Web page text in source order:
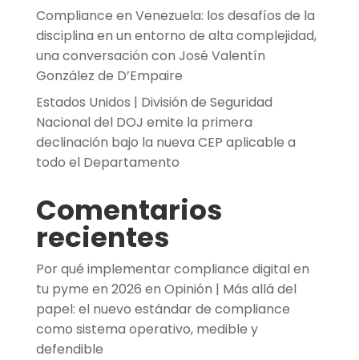
Compliance en Venezuela: los desafíos de la
disciplina en un entorno de alta complejidad,
una conversación con José Valentín
González de D’Empaire
Estados Unidos | División de Seguridad
Nacional del DOJ emite la primera
declinación bajo la nueva CEP aplicable a
todo el Departamento
Comentarios
recientes
Por qué implementar compliance digital en
tu pyme en 2026 en Opinión | Más allá del
papel: el nuevo estándar de compliance
como sistema operativo, medible y
defendible